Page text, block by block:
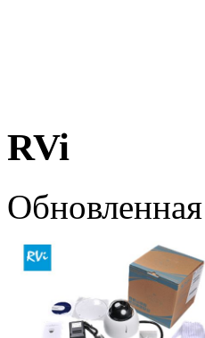
RVi